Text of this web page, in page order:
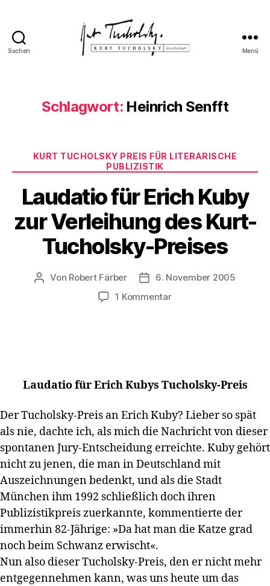
Suchen Menü
Schlagwort: Heinrich Senfft
Kategorien
KURT TUCHOLSKY PREIS FÜR LITERARISCHE
PUBLIZISTIK
Laudatio für Erich Kuby
zur Verleihung des Kurt-
Tucholsky-Preises
Beitragsautor
Von Robert Färber Veröffentlichungsdatum
6. November 2005
1 Kommentarzu
des
Tucholsky-
Preises
Laudatio für Erich Kubys Tucholsky-Preis
Der Tucholsky-Preis an Erich Kuby? Lieber so spät
als nie, dachte ich, als mich die Nachricht von dieser
spontanen Jury-Entscheidung erreichte. Kuby gehört
nicht zu jenen, die man in Deutschland mit
Auszeichnungen bedenkt, und als die Stadt
München ihm 1992 schließlich doch ihren
Publizistikpreis zuerkannte, kommentierte der
immerhin 82-Jährige: »Da hat man die Katze grad
noch beim Schwanz erwischt«.
Nun also dieser Tucholsky-Preis, den er nicht mehr
entgegennehmen kann, was uns heute um das